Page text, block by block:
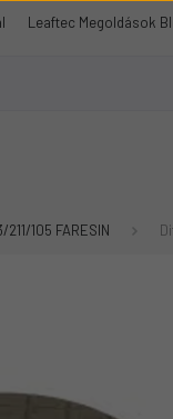
Leaftec Megoldások
211/105 FARESIN